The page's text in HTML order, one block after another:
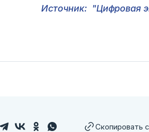
Источник: "Цифровая
Скопировать